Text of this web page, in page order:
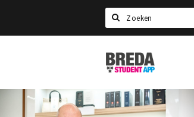
Search
Breda
Student